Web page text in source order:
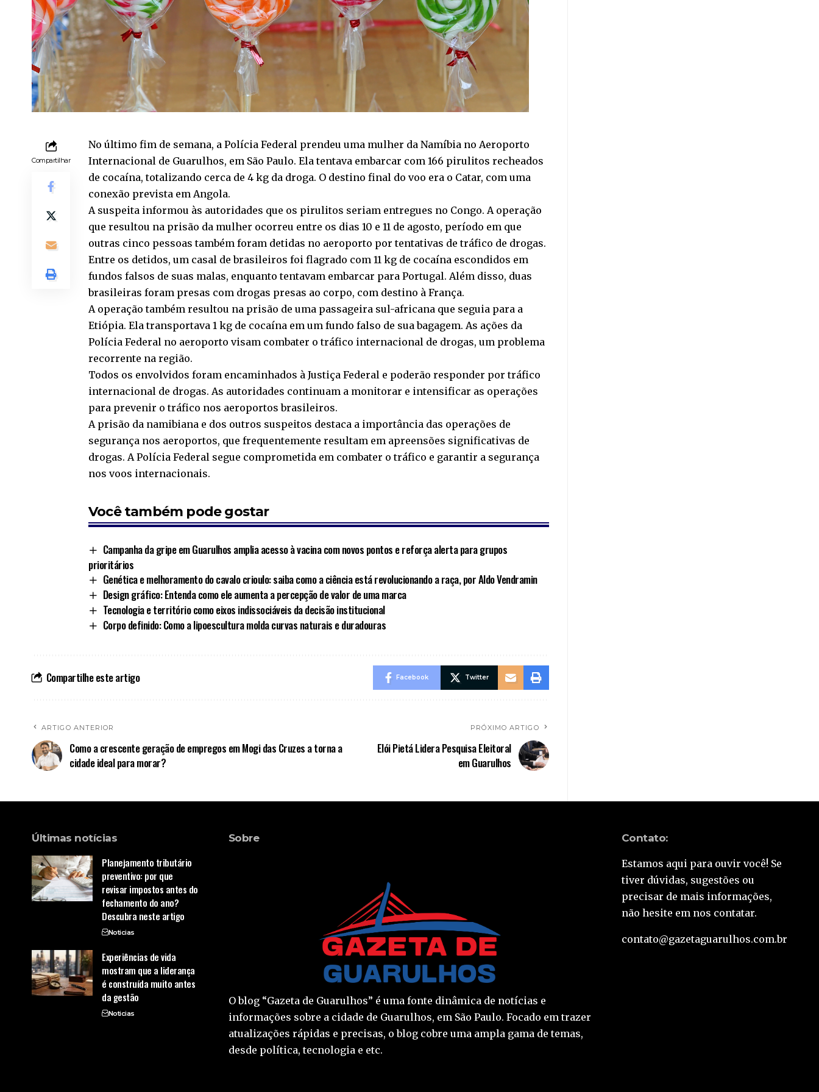
Compartilhar
No último fim de semana, a Polícia Federal prendeu uma mulher da Namíbia no Aeroporto
Internacional de Guarulhos, em São Paulo. Ela tentava embarcar com 166 pirulitos recheados
de cocaína, totalizando cerca de 4 kg da droga. O destino final do voo era o Catar, com uma
conexão prevista em Angola.
A suspeita informou às autoridades que os pirulitos seriam entregues no Congo. A operação
que resultou na prisão da mulher ocorreu entre os dias 10 e 11 de agosto, período em que
outras cinco pessoas também foram detidas no aeroporto por tentativas de tráfico de drogas.
Entre os detidos, um casal de brasileiros foi flagrado com 11 kg de cocaína escondidos em
fundos falsos de suas malas, enquanto tentavam embarcar para Portugal. Além disso, duas
brasileiras foram presas com drogas presas ao corpo, com destino à França.
A operação também resultou na prisão de uma passageira sul-africana que seguia para a
Etiópia. Ela transportava 1 kg de cocaína em um fundo falso de sua bagagem. As ações da
Polícia Federal no aeroporto visam combater o tráfico internacional de drogas, um problema
recorrente na região.
Todos os envolvidos foram encaminhados à Justiça Federal e poderão responder por tráfico
internacional de drogas. As autoridades continuam a monitorar e intensificar as operações
para prevenir o tráfico nos aeroportos brasileiros.
A prisão da namibiana e dos outros suspeitos destaca a importância das operações de
segurança nos aeroportos, que frequentemente resultam em apreensões significativas de
drogas. A Polícia Federal segue comprometida em combater o tráfico e garantir a segurança
nos voos internacionais.
Você também pode gostar
Campanha da gripe em Guarulhos amplia acesso à vacina com novos pontos e reforça alerta para grupos
prioritários
Genética e melhoramento do cavalo crioulo: saiba como a ciência está revolucionando a raça, por Aldo Vendramin
Design gráfico: Entenda como ele aumenta a percepção de valor de uma marca
Tecnologia e território como eixos indissociáveis da decisão institucional
Corpo definido: Como a lipoescultura molda curvas naturais e duradouras
Compartilhe este artigo Facebook Twitter
ARTIGO ANTERIOR
Como a crescente geração de empregos em Mogi das Cruzes a torna a
cidade ideal para morar?
PRÓXIMO ARTIGO
Elói Pietá Lidera Pesquisa Eleitoral
em Guarulhos
Últimas notícias
Planejamento tributário
preventivo: por que
revisar impostos antes do
fechamento do ano?
Descubra neste artigo
Noticias
Experiências de vida
mostram que a liderança
é construída muito antes
da gestão
Noticias
Sobre
O blog “Gazeta de Guarulhos” é uma fonte dinâmica de notícias e
informações sobre a cidade de Guarulhos, em São Paulo. Focado em trazer
atualizações rápidas e precisas, o blog cobre uma ampla gama de temas,
desde política, tecnologia e etc.
Contato:
Estamos aqui para ouvir você! Se
tiver dúvidas, sugestões ou
precisar de mais informações,
não hesite em nos contatar.
contato@gazetaguarulhos.com.br